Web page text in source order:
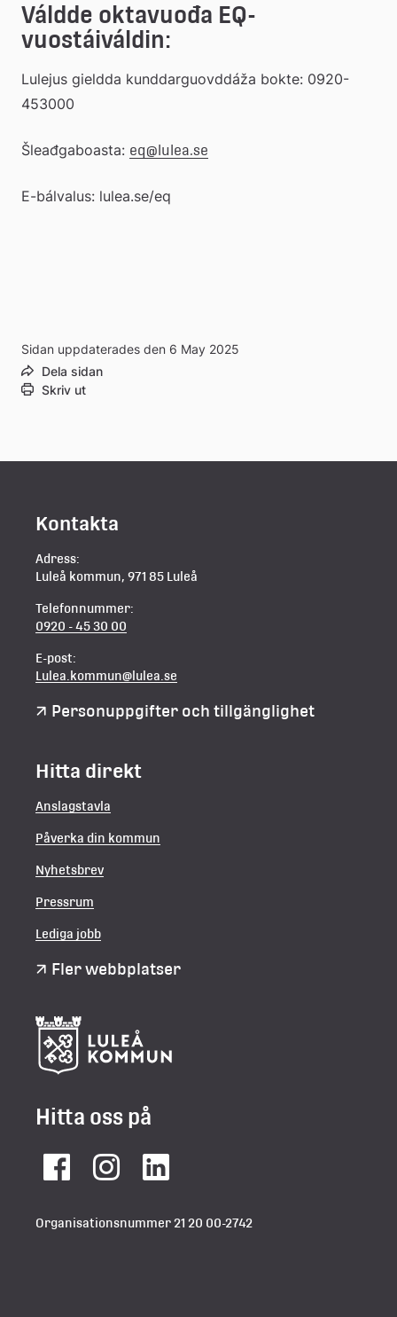
Váldde oktavuođa EQ-
vuostáiváldin:
Lulejus gieldda kunddarguovddáža bokte: 0920-
453000
Šleađgaboasta: eq@lulea.se
E-bálvalus: lulea.se/eq
Sidan uppdaterades den 6 May 2025
Dela sidan
Skriv ut
Kontakta
Adress:
Luleå kommun, 971 85 Luleå
Telefonnummer:
0920 - 45 30 00
E-post:
Lulea.kommun@lulea.se
Personuppgifter och tillgänglighet
Hitta direkt
Anslagstavla
Påverka din kommun
Nyhetsbrev
Pressrum
Lediga jobb
Fler webbplatser
Hitta oss på
FacebookInstagramLinkedIn
Organisationsnummer 21 20 00-2742